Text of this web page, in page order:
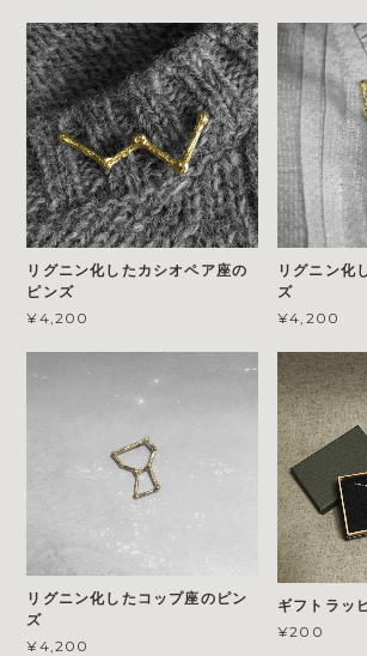
リグニン化したカシオペア座の
ピンズ
¥4,200
リグニン化
ズ
¥4,200
リグニン化したコップ座のピン
ズ
¥4,200
ギフトラッ
¥200